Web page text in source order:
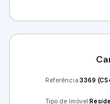
da conveniência de
(11)97417-
Referência:3369
Tipo de Imóvel: